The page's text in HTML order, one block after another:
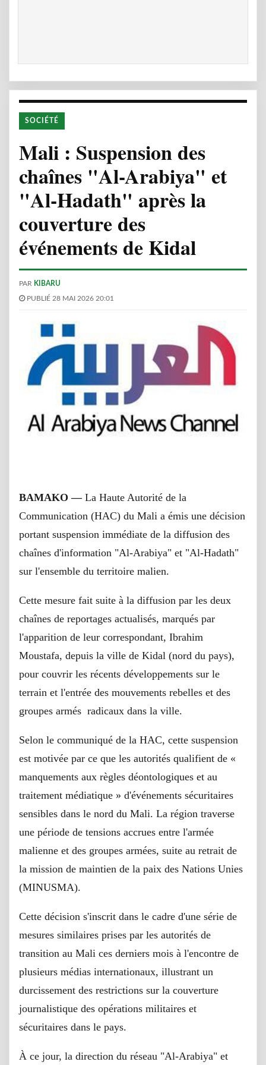
SOCIÉTÉ
Mali : Suspension des
chaînes "Al-Arabiya" et
"Al-Hadath" après la
couverture des
événements de Kidal
PAR KIBARU
PUBLIÉ 28 MAI 2026 20:01
BAMAKO —La Haute Autorité de la
Communication (HAC) du Mali a émis une décision
portant suspension immédiate de la diffusion des
chaînes d'information "Al-Arabiya" et "Al-Hadath"
sur l'ensemble du territoire malien.
Cette mesure fait suite à la diffusion par les deux
chaînes de reportages actualisés, marqués par
l'apparition de leur correspondant, Ibrahim
Moustafa, depuis la ville de Kidal (nord du pays),
pour couvrir les récents développements sur le
terrain et l'entrée des mouvements rebelles et des
groupes armés radicaux dans la ville.
Selon le communiqué de la HAC, cette suspension
est motivée par ce que les autorités qualifient de «
manquements aux règles déontologiques et au
traitement médiatique » d'événements sécuritaires
sensibles dans le nord du Mali. La région traverse
une période de tensions accrues entre l'armée
malienne et des groupes armées, suite au retrait de
la mission de maintien de la paix des Nations Unies
(MINUSMA).
Cette décision s'inscrit dans le cadre d'une série de
mesures similaires prises par les autorités de
transition au Mali ces derniers mois à l'encontre de
plusieurs médias internationaux, illustrant un
durcissement des restrictions sur la couverture
journalistique des opérations militaires et
sécuritaires dans le pays.
À ce jour, la direction du réseau "Al-Arabiya" et